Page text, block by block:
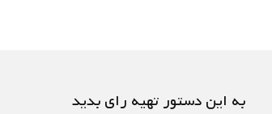
به این دستور تهیه رای بدید